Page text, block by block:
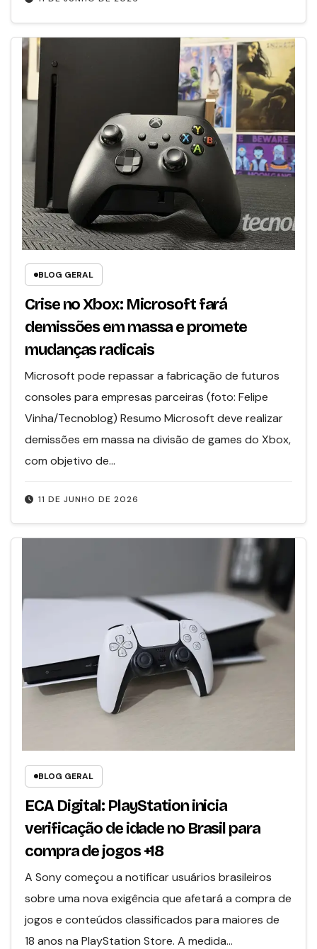
BLOG GERAL
Crise no Xbox: Microsoft fará
demissões em massa e promete
mudanças radicais
11 DE JUNHO DE 2026
Microsoft pode repassar a fabricação de futuros
consoles para empresas parceiras (foto: Felipe
Vinha/Tecnoblog) Resumo Microsoft deve realizar
demissões em massa na divisão de games do Xbox,
com objetivo de…
BLOG GERAL
ECA Digital: PlayStation inicia
verificação de idade no Brasil para
compra de jogos +18
A Sony começou a notificar usuários brasileiros
sobre uma nova exigência que afetará a compra de
jogos e conteúdos classificados para maiores de
18 anos na PlayStation Store. A medida…